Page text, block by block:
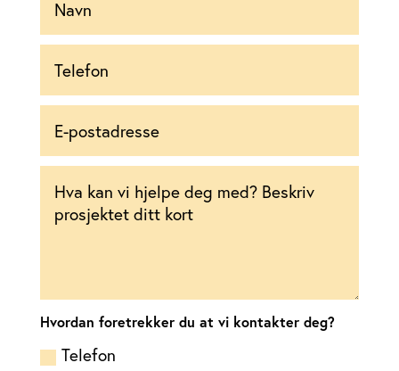
Hvordan foretrekker du at vi kontakter deg?
Telefon